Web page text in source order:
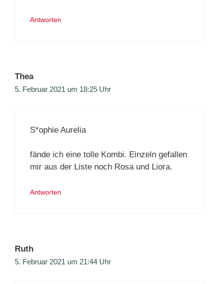
Antworten
Thea
5. Februar 2021 um 18:25 Uhr
S*ophie Aurelia
fände ich eine tolle Kombi. Einzeln gefallen
mir aus der Liste noch Rosa und Liora.
Antworten
Ruth
5. Februar 2021 um 21:44 Uhr